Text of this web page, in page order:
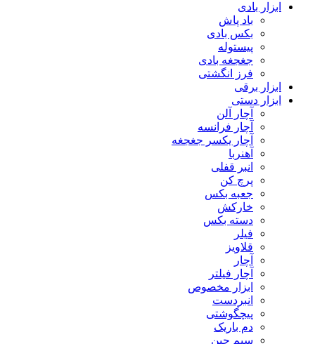
ابزار بادی
باد پاش
بکس بادی
پیستوله
جغجغه بادی
فرز انگشتی
ابزار برقی
ابزار دستی
آچار آلن
آچار فرانسه
آچار یکسر جغجغه
آهنربا
انبر قفلی
پرچ کن
جعبه بکس
خارکش
دسته بکس
فیلر
قلاویز
آچار
آچار فیلتر
ابزار مخصوص
انبردست
پیچگوشتی
دم باریک
سیم چین